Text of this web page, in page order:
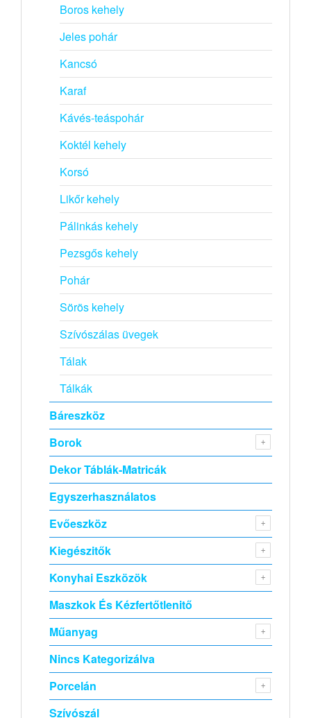
Boros kehely
Jeles pohár
Kancsó
Karaf
Kávés-teáspohár
Koktél kehely
Korsó
Likőr kehely
Pálinkás kehely
Pezsgős kehely
Pohár
Sörös kehely
Szívószálas üvegek
Tálak
Tálkák
Báreszköz
Borok
Dekor Táblák-Matricák
Egyszerhasználatos
Evőeszköz
Kiegészitők
Konyhai Eszközök
Maszkok És Kézfertőtlenitő
Műanyag
Nincs Kategorizálva
Porcelán
Szívószál